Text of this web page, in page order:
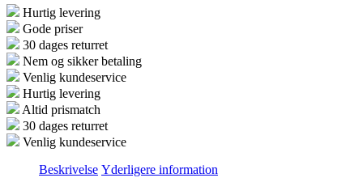
Hurtig levering
Gode priser
30 dages returret
Nem og sikker betaling
Venlig kundeservice
Hurtig levering
Altid prismatch
30 dages returret
Venlig kundeservice
Beskrivelse Yderligere information